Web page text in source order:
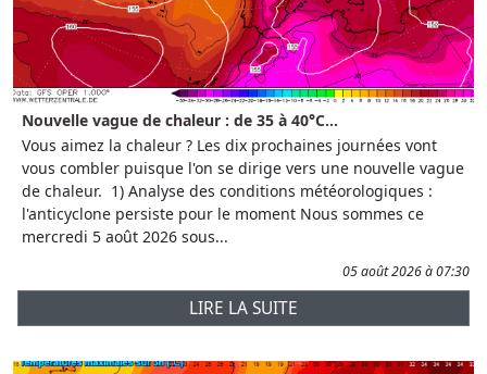
Nouvelle vague de chaleur : de 35 à 40°C...
Vous aimez la chaleur ? Les dix prochaines journées vont
vous combler puisque l'on se dirige vers une nouvelle vague
de chaleur. 1) Analyse des conditions météorologiques :
l'anticyclone persiste pour le moment Nous sommes ce
mercredi 5 août 2026 sous...
05 août 2026 à 07:30
LIRE LA SUITE